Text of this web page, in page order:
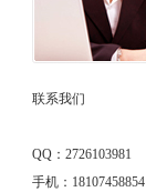
联系我们
QQ：2726103981
手机：18107458854